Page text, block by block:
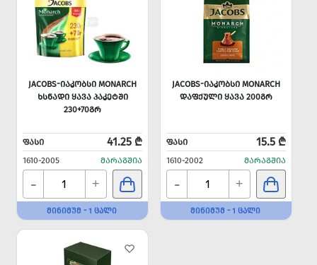
JACOBS-ᲘᲐᲙᲝᲑᲡᲘ MONARCH
ᲮᲡᲜᲐᲓᲘ ᲧᲐᲕᲐ ᲞᲐᲙᲔᲢᲨᲘ
230+70ᲒᲠ
ᲤᲐᲡᲘ 41.25 ₾
1610-2005 ᲛᲐᲠᲐᲒᲨᲘᲐ
- +
ᲛᲘᲜᲘᲛᲣᲛ - 1 ᲪᲐᲚᲘ
JACOBS-ᲘᲐᲙᲝᲑᲡᲘ MONARCH
ᲓᲐᲤᲥᲣᲚᲘ ᲧᲐᲕᲐ 200ᲒᲠ
ᲤᲐᲡᲘ 15.5 ₾
1610-2002 ᲛᲐᲠᲐᲒᲨᲘᲐ
- +
ᲛᲘᲜᲘᲛᲣᲛ - 1 ᲪᲐᲚᲘ